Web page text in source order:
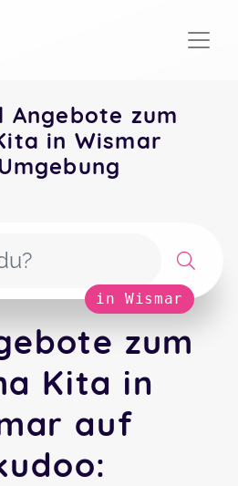
Angebote zum
in Wismar
in Wismar
zum
Kita in
auf